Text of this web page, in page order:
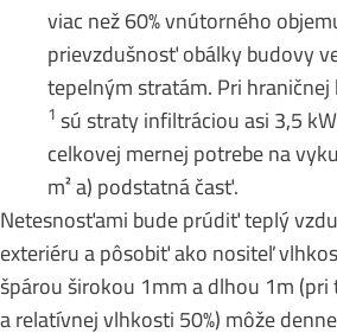
viac než 60% vnútorného
prievzdušnosť obálky budovy
tepelným stratám. Pri
1sú straty infiltráciou asi 3,5
celkovej mernej potrebe na
m² a) podstatná časť.
Netesnosťami bude prúdiť teplý
exteriéru a pôsobiť ako nositeľ
špárou širokou 1mm a dlhou 1m
a relatívnej vlhkosti 50%) môže